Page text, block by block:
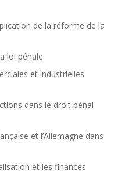
de la réforme de la
loi pénale
et industrielles
dans le droit pénal
et l’Allemagne dans
et les finances